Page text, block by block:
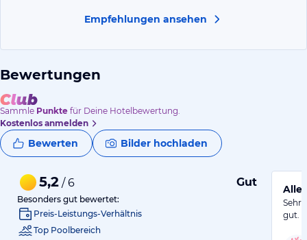
Empfehlungen ansehen
Bewertungen
Sammle Punkte für Deine Hotelbewertung.
Kostenlos anmelden
Bewerten Bilder hochladen
5,2 / 6 Gut
Besonders gut bewertet:
Preis-Leistungs-Verhältnis
Top Poolbereich
Sehr
gut.